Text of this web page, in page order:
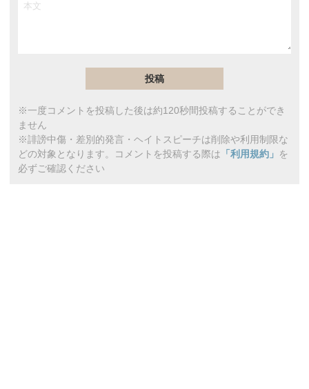
※一度コメントを投稿した後は約120秒間投稿することができ
ません
※誹謗中傷・差別的発言・ヘイトスピーチは削除や利用制限な
どの対象となります。コメントを投稿する際は 「利用規約」 を
必ずご確認ください